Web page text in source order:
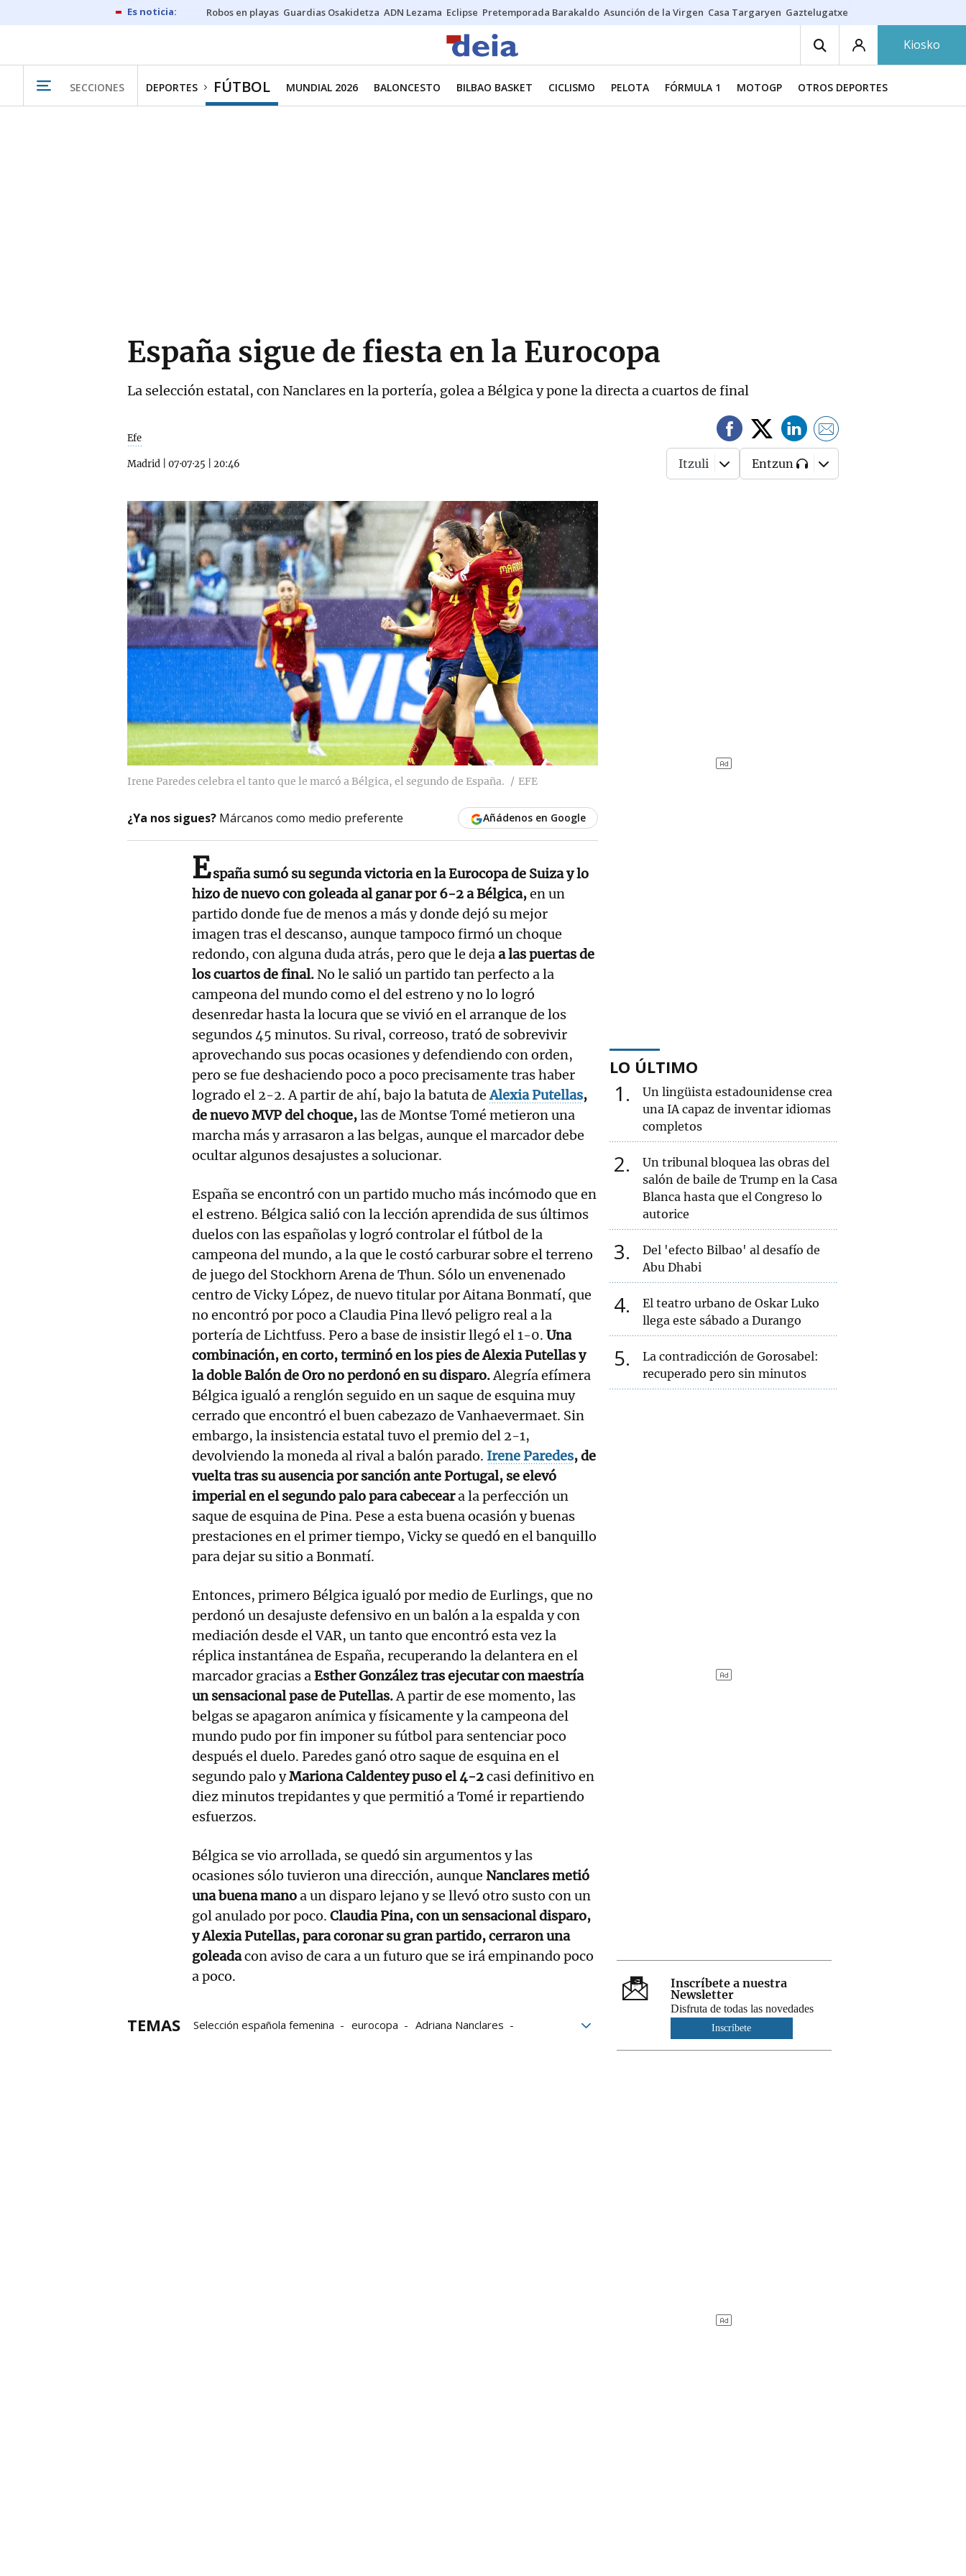
Robos en playas Guardias Osakidetza ADN Lezama Eclipse Pretemporada Barakaldo Asunción de la Virgen Casa Targaryen Gaztelugatxe
Kiosko
SECCIONES DEPORTES FÚTBOL MUNDIAL 2026 BALONCESTO BILBAO BASKET CICLISMO PELOTA FÓRMULA 1 MOTOGP OTROS DEPORTES
España sigue de fiesta en la Eurocopa
La selección estatal, con Nanclares en la portería, golea a Bélgica y pone la directa a cuartos de final
Efe
Madrid 07·07·25 20:46 Itzuli Entzun
Irene Paredes celebra el tanto que le marcó a Bélgica, el segundo de España. EFE
¿Ya nos sigues? Márcanos como medio preferente Añádenos en Google
España sumó su segunda victoria en la Eurocopa de Suiza y lo
hizo de nuevo con goleada al ganar por 6-2 a Bélgica,en un
partido donde fue de menos a más y donde dejó su mejor
imagen tras el descanso, aunque tampoco firmó un choque
redondo, con alguna duda atrás, pero que le dejaa las puertas de
los cuartos de final. No le salió un partido tan perfecto a la
campeona del mundo como el del estreno y no lo logró
desenredar hasta la locura que se vivió en el arranque de los
segundos 45 minutos. Su rival, correoso, trató de sobrevivir
aprovechando sus pocas ocasiones y defendiendo con orden,
pero se fue deshaciendo poco a poco precisamente tras haber
logrado el 2-2. A partir de ahí, bajo la batuta de Alexia Putellas,
de nuevo MVP del choque,las de Montse Tomé metieron una
marcha más y arrasaron a las belgas, aunque el marcador debe
ocultar algunos desajustes a solucionar.
España se encontró con un partido mucho más incómodo que en
el estreno. Bélgica salió con la lección aprendida de sus últimos
duelos con las españolas y logró controlar el fútbol de la
campeona del mundo, a la que le costó carburar sobre el terreno
de juego del Stockhorn Arena de Thun. Sólo un envenenado
centro de Vicky López, de nuevo titular por Aitana Bonmatí, que
no encontró por poco a Claudia Pina llevó peligro real a la
portería de Lichtfuss. Pero a base de insistir llegó el 1-0. Una
combinación, en corto, terminó en los pies de Alexia Putellas y
la doble Balón de Oro no perdonó en su disparo.Alegría efímera
Bélgica igualó a renglón seguido en un saque de esquina muy
cerrado que encontró el buen cabezazo de Vanhaevermaet. Sin
embargo, la insistencia estatal tuvo el premio del 2-1,
devolviendo la moneda al rival a balón parado. Irene Paredes, de
vuelta tras su ausencia por sanción ante Portugal, se elevó
imperial en el segundo palo para cabeceara la perfección un
saque de esquina de Pina. Pese a esta buena ocasión y buenas
prestaciones en el primer tiempo, Vicky se quedó en el banquillo
para dejar su sitio a Bonmatí.
Entonces, primero Bélgica igualó por medio de Eurlings, que no
perdonó un desajuste defensivo en un balón a la espalda y con
mediación desde el VAR, un tanto que encontró esta vez la
réplica instantánea de España, recuperando la delantera en el
marcador gracias aEsther González tras ejecutar con maestría
un sensacional pase de Putellas.A partir de ese momento, las
belgas se apagaron anímica y físicamente y la campeona del
mundo pudo por fin imponer su fútbol para sentenciar poco
después el duelo. Paredes ganó otro saque de esquina en el
segundo palo yMariona Caldentey puso el 4-2casi definitivo en
diez minutos trepidantes y que permitió a Tomé ir repartiendo
esfuerzos.
Bélgica se vio arrollada, se quedó sin argumentos y las
ocasiones sólo tuvieron una dirección, aunque Nanclares metió
una buena manoa un disparo lejano y se llevó otro susto con un
gol anulado por poco. Claudia Pina, con un sensacional disparo,
y Alexia Putellas, para coronar su gran partido, cerraron una
goleadacon aviso de cara a un futuro que se irá empinando poco
a poco.
TEMAS Selección española femenina eurocopa
Adriana Nanclares
LO ÚLTIMO
1
Un lingüista estadounidense crea
una IA capaz de inventar idiomas
completos
2
Un tribunal bloquea las obras del
salón de baile de Trump en la Casa
Blanca hasta que el Congreso lo
autorice
3
Del 'efecto Bilbao' al desafío de
Abu Dhabi
4
El teatro urbano de Oskar Luko
llega este sábado a Durango
5
La contradicción de Gorosabel:
recuperado pero sin minutos
Inscríbete a nuestra
Newsletter
Disfruta de todas las novedades
Inscríbete